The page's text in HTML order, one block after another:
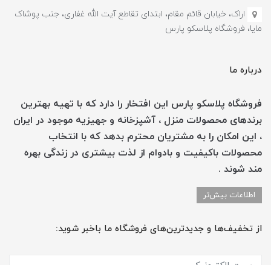
اراک، خیابان قائم مقام، ابتدای تقاطع آیت الله غفاری، جنب پوشاک
مایا، فروشگاه پلاسکو پارس
درباره ما
فروشگاه پلاسکو پارس این افتخار را دارد که با تهیه بهترین
برندهای محصولات منزل ، آشپزخانه و جهیزیه موجود در ایران
، این امکان را به مشتریان محترم بدهد که با انتخاب
محصولات باکیفیت و بادوام از لذت بیشتری در زندگی بهره
مند شوند .
اطلاعات بیش‌تر
از تخفیف‌ها و جدیدترین‌های فروشگاه ما باخبر شوید: